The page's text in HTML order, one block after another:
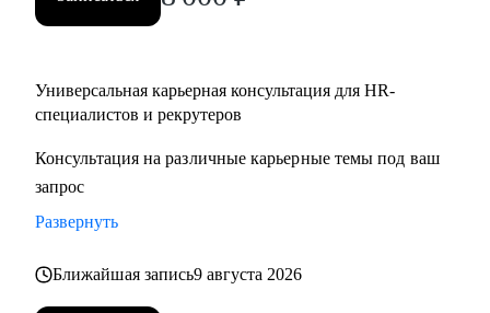
Partner;
Универсальная карьерная консультация для HR-
специалистов и рекрутеров
Консультация на различные карьерные темы под ваш
запрос
Развернуть
Ближайшая запись9 августа 2026